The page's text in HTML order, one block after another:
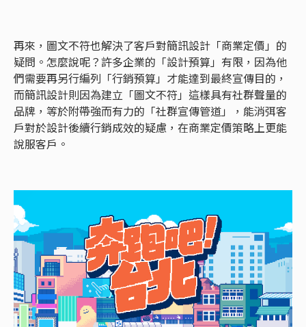
再來，圖文不符也解決了客戶對簡訊設計「商業定價」的
疑問。怎麼說呢？許多企業的「設計預算」有限，因為他
們需要再另行編列「行銷預算」才能達到最終宣傳目的，
而簡訊設計則因為建立「圖文不符」這樣具有社群聲量的
品牌，等於附帶強而有力的「社群宣傳管道」，能消弭客
戶對於設計後續行銷成效的疑慮，在商業定價策略上更能
說服客戶。